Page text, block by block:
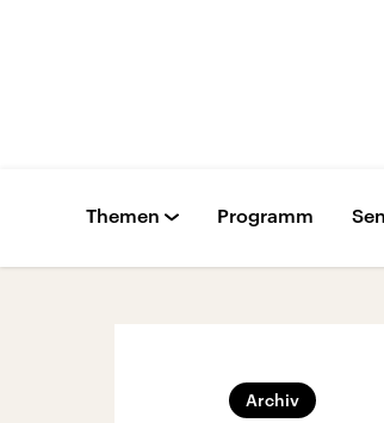
Themen Programm
Archiv